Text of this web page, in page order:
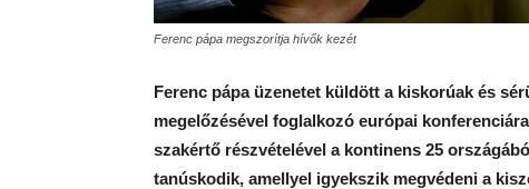
Ferenc pápa megszorítja hívők kezét
Ferenc pápa üzenetet küldött a kiskorúak és
megelőzésével foglalkozó európai
szakértő részvételével a kontinens 25
tanúskodik, amellyel igyekszik megvédeni a